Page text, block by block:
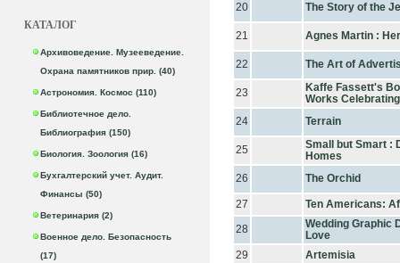
КАТАЛОГ
Архивоведение. Музееведение.
Охрана памятников прир. (40)
Астрономия. Космос (110)
Библиотечное дело.
Библиография (150)
Биология. Зоология (16)
Бухгалтерский учет. Аудит.
Финансы (50)
Ветеринария (2)
Военное дело. Безопасность
(17)
20
The Story of the
21 Agnes Martin :
22 The Art of
23
Kaffe Fassett's
Works
24
Terrain
25
Small but Smart :
Homes
26
The Orchid
27
Ten Americans:
28
Wedding Graphic
Love
29
Artemisia